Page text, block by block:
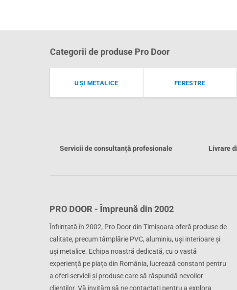
Categorii de produse Pro Door
UȘI METALICE FERESTRE
Servicii de consultanță profesionale Livrare
PRO DOOR - Împreună din 2002
Înființată în 2002, Pro Door din Timișoara oferă produse de
calitate, precum tâmplărie PVC, aluminiu, uși interioare și
uși metalice. Echipa noastră dedicată, cu o vastă
experiență pe piața din România, lucrează constant pentru
a oferi servicii și produse care să răspundă nevoilor